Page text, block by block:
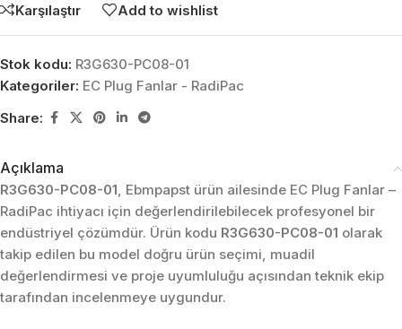
Karşılaştır Add to wishlist
Stok kodu: R3G630-PC08-01
Kategoriler: EC Plug Fanlar - RadiPac
Share:
Açıklama
R3G630-PC08-01, Ebmpapst ürün ailesinde EC Plug Fanlar –
RadiPac ihtiyacı için değerlendirilebilecek profesyonel bir
endüstriyel çözümdür. Ürün kodu R3G630-PC08-01 olarak
takip edilen bu model doğru ürün seçimi, muadil
değerlendirmesi ve proje uyumluluğu açısından teknik ekip
tarafından incelenmeye uygundur.